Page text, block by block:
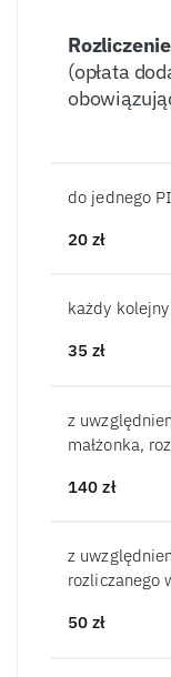
(opłata
do jednego
20zł
każdy
35zł
z
małżonka,
140zł
z
rozliczanego
50zł